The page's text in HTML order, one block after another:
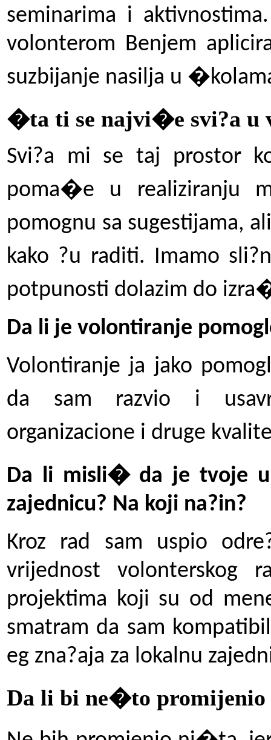
seminarima i
volonterom Benjem
suzbijanje nasilja u
�ta ti se najvi�e svi?a u
Svi?a mi se taj prostor
poma�e u realiziranju
pomognu sa sugestijama,
kako ?u raditi. Imamo
potpunosti dolazim do
Da li je volontiranje
Volontiranje ja jako
da sam razvio i
organizacione i druge
Da li misli� da je tvoje
zajednicu? Na koji na?in?
Kroz rad sam uspio
vrijednost volonterskog
projektima koji su od
smatram da sam
eg zna?aja za lokalnu
Da li bi ne�to promijenio